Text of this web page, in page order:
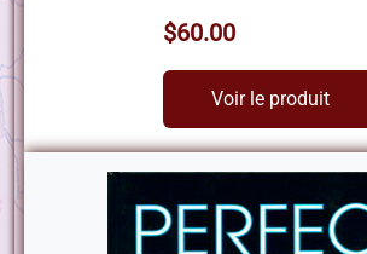
$60.00
Voir le produit